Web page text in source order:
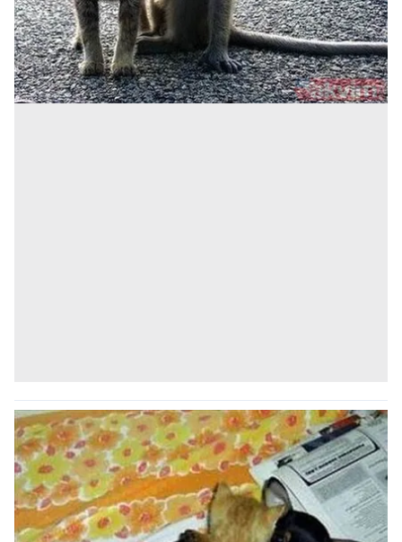
6698 sayılı Kişisel Verilerin Korunması Kanunu uyarınca
hazırlanmış Aydınlatma Metnimizi okumak ve sitemizde
ilgili mevzuata uygun olarak kullanılan çerezlerle ilgili bilgi
almak için lütfentıklayınız.